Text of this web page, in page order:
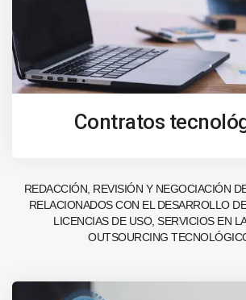
Contratos
REDACCIÓN, REVISIÓN Y NEGOCIACIÓN
RELACIONADOS CON EL DESARROLLO
LICENCIAS DE USO, SERVICIOS EN
OUTSOURCING